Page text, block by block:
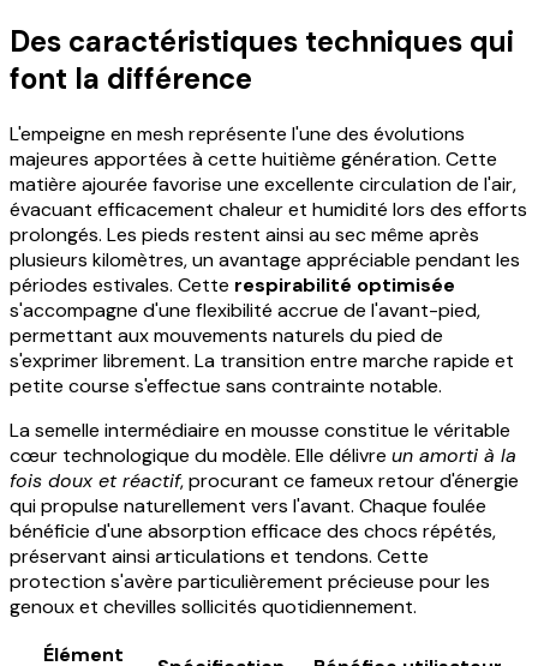
Des caractéristiques techniques qui
font la différence
L'empeigne en mesh représente l'une des évolutions
majeures apportées à cette huitième génération. Cette
matière ajourée favorise une excellente circulation de l'air,
évacuant efficacement chaleur et humidité lors des efforts
prolongés. Les pieds restent ainsi au sec même après
plusieurs kilomètres, un avantage appréciable pendant les
périodes estivales. Cette respirabilité optimisée
s'accompagne d'une flexibilité accrue de l'avant-pied,
permettant aux mouvements naturels du pied de
s'exprimer librement. La transition entre marche rapide et
petite course s'effectue sans contrainte notable.
La semelle intermédiaire en mousse constitue le véritable
cœur technologique du modèle. Elle délivre un amorti à la
fois doux et réactif, procurant ce fameux retour d'énergie
qui propulse naturellement vers l'avant. Chaque foulée
bénéficie d'une absorption efficace des chocs répétés,
préservant ainsi articulations et tendons. Cette
protection s'avère particulièrement précieuse pour les
genoux et chevilles sollicités quotidiennement.
Élément